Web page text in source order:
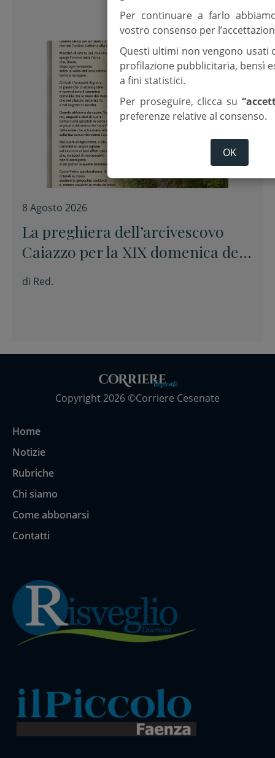
8 Agosto 2026
La preghiera dell’arcivescovo
Caiazzo per la XIX domenica del
Tempo ordinario
di Red.
Copyright 2026 ©Corriere Cesenate
Home
Notizie
Rubriche
Chi siamo
Come abbonarsi
Contatti
Per continuare a farlo
vostro consenso per
Questi ultimi non vengono usati
profilazione pubblicitaria, bensì
a fini statistici.
Per proseguire, clicca su
preferenze relative al consenso.
OK